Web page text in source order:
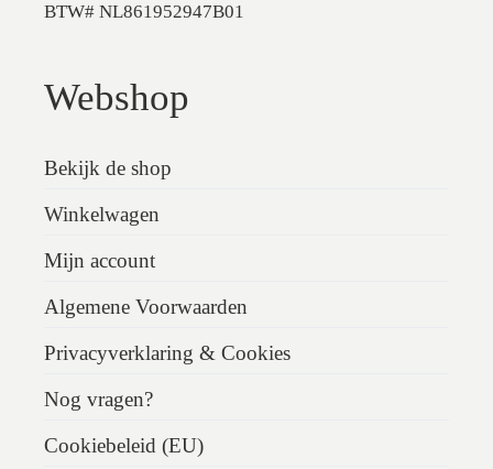
BTW# NL861952947B01
Webshop
Bekijk de shop
Winkelwagen
Mijn account
Algemene Voorwaarden
Privacyverklaring & Cookies
Nog vragen?
Cookiebeleid (EU)